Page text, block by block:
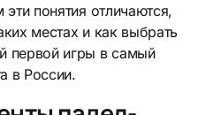
понятия отличаются,
местах и как выбрать
первой игры в самый
в России.